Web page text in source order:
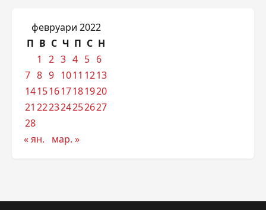
февруари 2022
П В С Ч П С Н
1
2 3 4 5 6
7 8 9 1011 1213
14151617181920
21 222324252627
28
« ян.
мар. »